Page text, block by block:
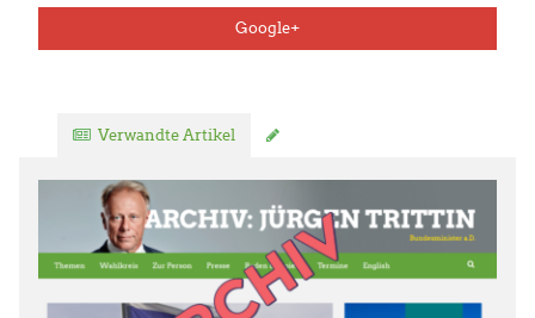
Google+
Verwandte Artikel